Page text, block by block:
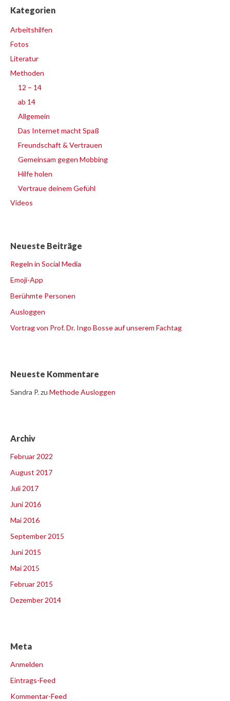
Kategorien
Arbeitshilfen
Fotos
Literatur
Methoden
12 – 14
ab 14
Allgemein
Das Internet macht Spaß
Freundschaft & Vertrauen
Gemeinsam gegen Mobbing
Hilfe holen
Vertraue deinem Gefühl
Videos
Neueste Beiträge
Regeln in Social Media
Emoji-App
Berühmte Personen
Ausloggen
Vortrag von Prof. Dr. Ingo Bosse auf unserem Fachtag
Neueste Kommentare
Sandra P.zu Methode Ausloggen
Archiv
Februar 2022
August 2017
Juli 2017
Juni 2016
Mai 2016
September 2015
Juni 2015
Mai 2015
Februar 2015
Dezember 2014
Meta
Anmelden
Eintrags-Feed
Kommentar-Feed